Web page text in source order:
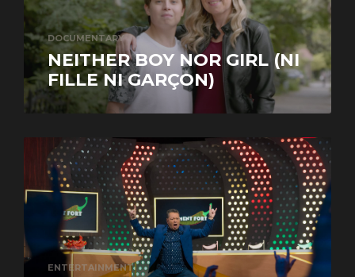
DOCUMENTARY
NEITHER BOY NOR GIRL (NI
FILLE NI GARÇON)
ENTERTAINMENT